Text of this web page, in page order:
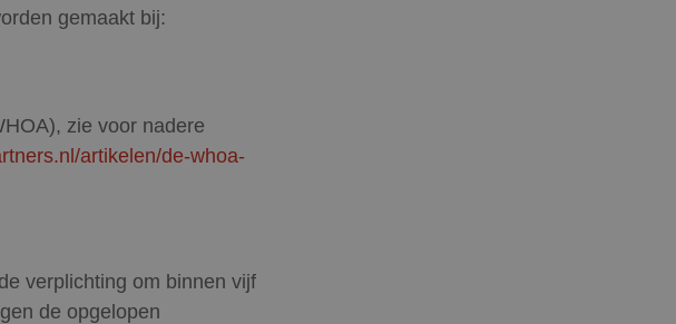
gemaakt bij:
zie voor nadere
artikelen/de-whoa-
verplichting om binnen vijf
de opgelopen